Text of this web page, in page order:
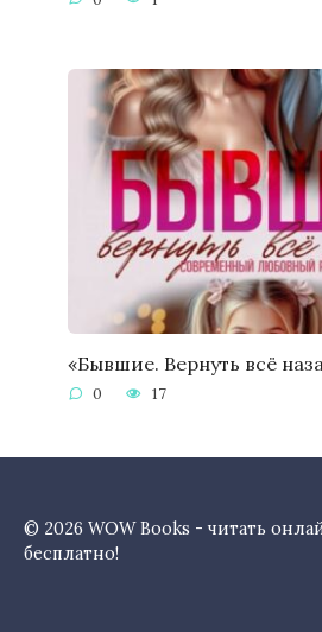
«Бывшие. Вернуть всё
0 17
© 2026 WOW Books - читать
бесплатно!